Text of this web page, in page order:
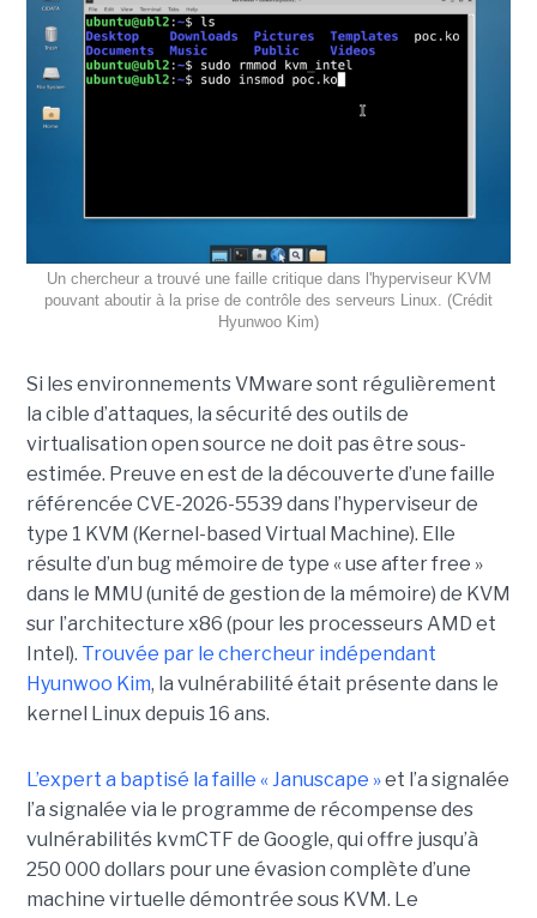
Un chercheur a trouvé une faille critique dans l'hyperviseur KVM
pouvant aboutir à la prise de contrôle des serveurs Linux. (Crédit
Hyunwoo Kim)
Si les environnements VMware sont régulièrement
la cible d’attaques, la sécurité des outils de
virtualisation open source ne doit pas être sous-
estimée. Preuve en est de la découverte d’une faille
référencée CVE-2026-5539 dans l’hyperviseur de
type 1 KVM (Kernel-based Virtual Machine). Elle
résulte d’un bug mémoire de type « use after free »
dans le MMU (unité de gestion de la mémoire) de KVM
sur l’architecture x86 (pour les processeurs AMD et
Intel). Trouvée par le chercheur indépendant
Hyunwoo Kim, la vulnérabilité était présente dans le
kernel Linux depuis 16 ans.
L’expert a baptisé la faille « Januscape »et l’a signalée
l’a signalée via le programme de récompense des
vulnérabilités kvmCTF de Google, qui offre jusqu’à
250 000 dollars pour une évasion complète d’une
machine virtuelle démontrée sous KVM. Le